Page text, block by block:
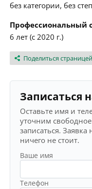
без категории, без
Профессиональный
6 лет (с 2020 г.)
Поделиться страницей
Записаться
Оставьте имя и
уточним
записаться.
ничего не стоит.
Ваше имя
Телефон